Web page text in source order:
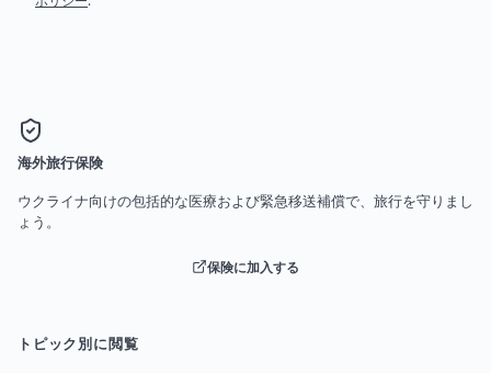
海外旅行保険
ウクライナ向けの包括的な医療および緊急移送補償で、旅行を守りまし
ょう。
保険に加入する
トピック別に閲覧